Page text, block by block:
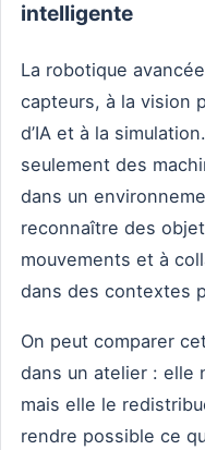
intelligente
La robotique
capteurs, à la vision
d’IA et à la
seulement des
dans un
reconnaître des
mouvements et à
dans des contextes
On peut comparer
dans un atelier : elle
mais elle le
rendre possible ce